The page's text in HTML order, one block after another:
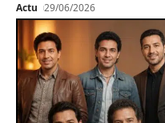
Actu 29/06/2026